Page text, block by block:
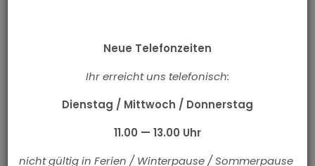
direkt an eurer Feieroder einemModerator
Musik für den Brauttanz:
Hier findet ihr eine kleine Auswahl an Musik, die vielleicht
etwas für euren Brauttanz wäre. Viel Spaß beim
Neue Telefonzeiten
Ihr erreicht uns telefonisch:
Dienstag / Mittwoch / Donnerstag
11.00 — 13.00 Uhr
nicht gültig in Ferien / Winterpause / Sommerpause